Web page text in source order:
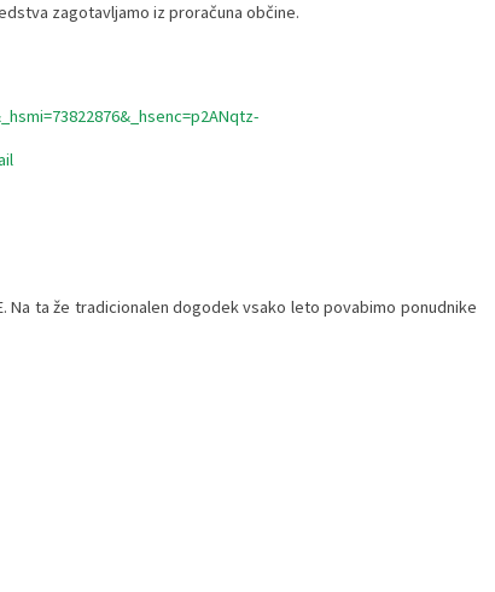
zagotavljamo iz proračuna občine.
Na ta že tradicionalen dogodek vsako leto povabimo ponudnike